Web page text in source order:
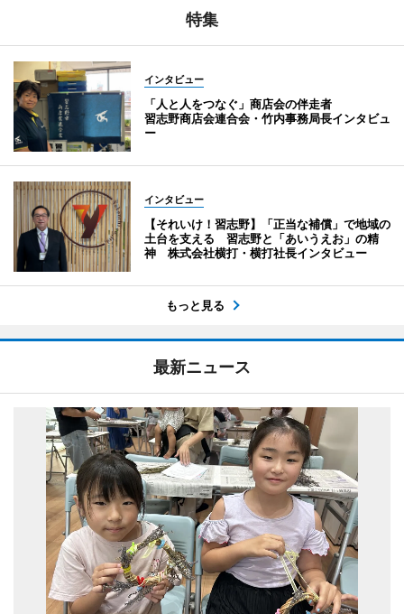
特集
インタビュー
「人と人をつなぐ」商店会の伴走者
習志野商店会連合会・竹内事務局長インタビュ
ー
インタビュー
【それいけ！習志野】「正当な補償」で地域の
土台を支える 習志野と「あいうえお」の精
神 株式会社横打・横打社長インタビュー
もっと見る
最新ニュース